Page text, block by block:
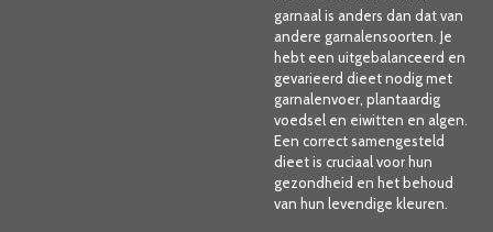
garnaal is anders dan dat van
andere garnalensoorten. Je
hebt een uitgebalanceerd en
gevarieerd dieet nodig met
garnalenvoer, plantaardig
voedsel en eiwitten en algen.
Een correct samengesteld
dieet is cruciaal voor hun
gezondheid en het behoud
van hun levendige kleuren.